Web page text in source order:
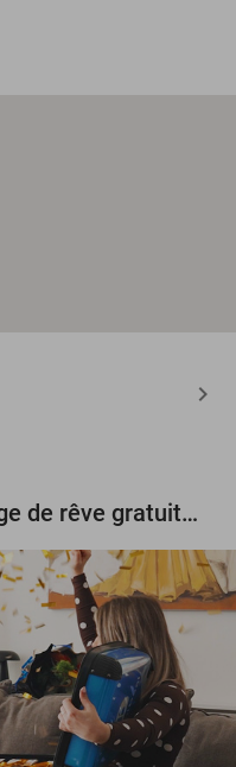
Tentez de gagner un voyage de rêve gratuit d'une valeur de 3.000 € !